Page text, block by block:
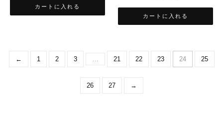
カートに入れる
カートに入れる
← 1 2 3 21 22 23 24 25
26 27 →